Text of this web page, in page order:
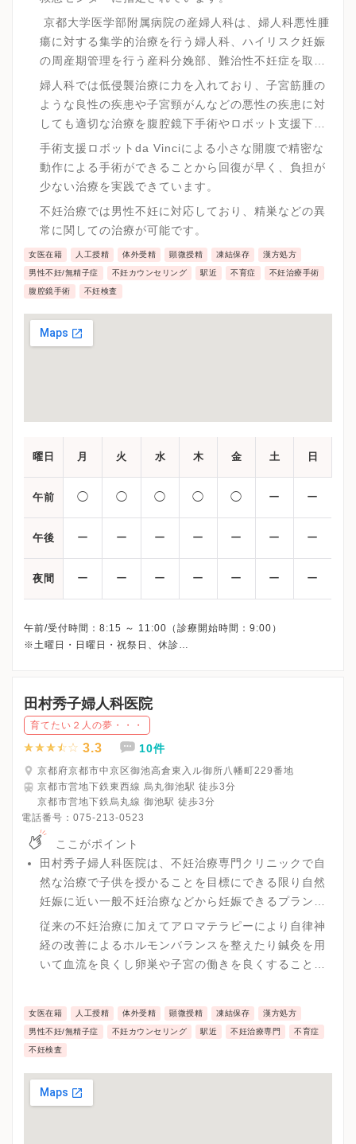
京都大学医学部附属病院の産婦人科は、婦人科悪性腫
瘍に対する集学的治療を行う婦人科、ハイリスク妊娠
の周産期管理を行う産科分娩部、難治性不妊症を取り
扱う不妊治療部の3部門から構成されています。
婦人科では低侵襲治療に力を入れており、子宮筋腫の
ような良性の疾患や子宮頸がんなどの悪性の疾患に対
しても適切な治療を腹腔鏡下手術やロボット支援下手
術で対応しています。
手術支援ロボットda Vinciによる小さな開腹で精密な
動作による手術ができることから回復が早く、負担が
少ない治療を実践できています。
不妊治療では男性不妊に対応しており、精巣などの異
常に関しての治療が可能です。
女医在籍 人工授精 体外受精 顕微授精 凍結保存 漢方処方
男性不妊/無精子症 不妊カウンセリング 駅近 不育症 不妊治療手術
腹腔鏡手術 不妊検査
曜日 月 火 水 木 金 土 日
午前 ◯ ◯ ◯ ◯ ◯ ー ー
午後 ー ー ー ー ー ー ー
夜間 ー ー ー ー ー ー ー
午前/受付時間：8:15 ～ 11:00（診療開始時間：9:00）
※土曜日・日曜日・祝祭日、休診
田村秀子婦人科医院
育てたい２人の夢・・・
3.3 10件
京都府京都市中京区御池高倉東入ル御所八幡町229番地
京都市営地下鉄東西線 烏丸御池駅 徒歩3分
京都市営地下鉄烏丸線 御池駅 徒歩3分
電話番号： 075-213-0523
ここがポイント
田村秀子婦人科医院は、不妊治療専門クリニックで自
然な治療で子供を授かることを目標にできる限り自然
妊娠に近い一般不妊治療などから妊娠できるプランを
提案しています。
従来の不妊治療に加えてアロマテラピーにより自律神
経の改善によるホルモンバランスを整えたり鍼灸を用
いて血流を良くし卵巣や子宮の働きを良くすることで
す。
女医在籍 人工授精 体外受精 顕微授精 凍結保存 漢方処方
男性不妊/無精子症 不妊カウンセリング 駅近 不妊治療専門 不育症
不妊検査